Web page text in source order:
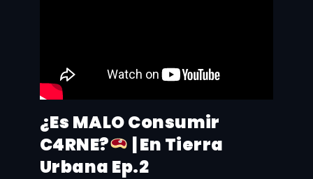
¿Es MALO Consumir
C4RNE?
| En Tierra
Urbana Ep.2